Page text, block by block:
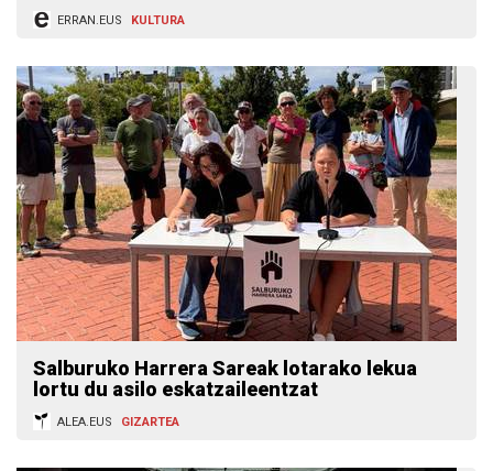
ERRAN.EUS KULTURA
Salburuko Harrera Sareak lotarako lekua
lortu du asilo eskatzaileentzat
ALEA.EUS GIZARTEA